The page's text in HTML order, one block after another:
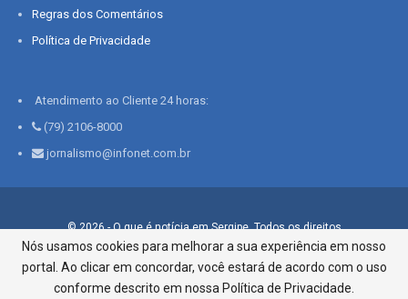
Regras dos Comentários
Política de Privacidade
Atendimento ao Cliente 24 horas:
(79) 2106-8000
jornalismo@infonet.com.br
© 2026 - O que é notícia em Sergipe. Todos os direitos
reservados.
Infonet - Rua Monsenhor Silveira 276, Bairro São José |
Aracaju-SE, CEP 49015-030, Fone: 79.2106.8000 - CI Centro de
Nós usamos cookies para melhorar a sua experiência em nosso
portal. Ao clicar em concordar, você estará de acordo com o uso
conforme descrito em nossa Política de Privacidade.